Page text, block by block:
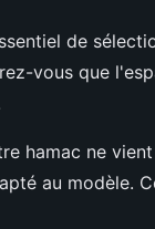
de
vous que
hamac ne
au modèle.